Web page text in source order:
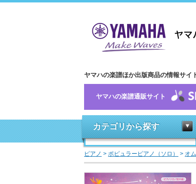
ヤマハの楽譜ほか出版商品の情報サイ
ヤマハの楽譜通販サイト
カテゴリから探す
ピアノ > ポピュラーピアノ（ソロ） > オ